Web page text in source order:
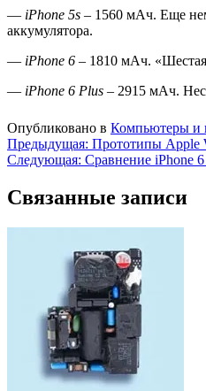
— iPhone 5s – 1560 мАч. Еще
аккумулятора.
— iPhone 6 – 1810 мАч.
— iPhone 6 Plus – 2915 мАч.
Опубликовано в Компьютеры и
Навигация
по
записям
Предыдущая: Прототипы Apple
Следующая: Сравнение iPhone
Связанные записи